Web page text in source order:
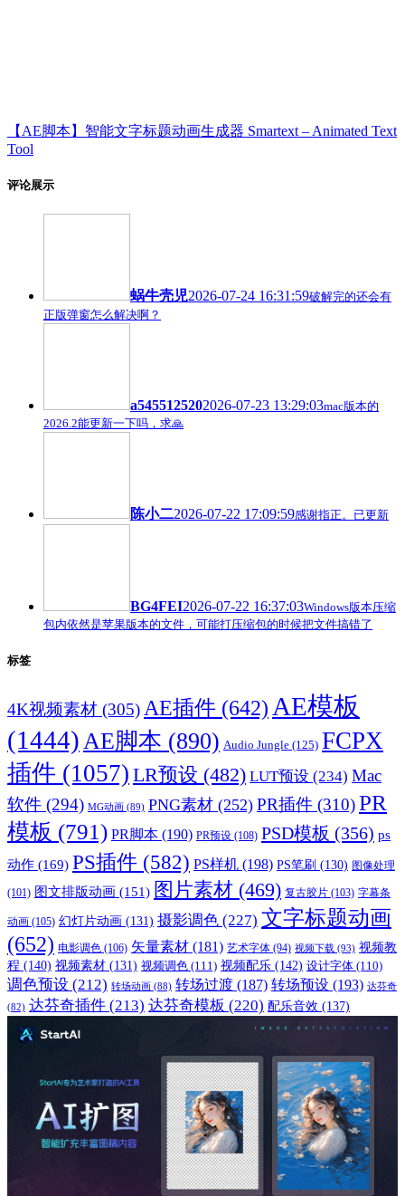
【AE脚本】智能文字标题动画生成器 Smartext – Animated Text
Tool
评论展示
蜗牛壳児2026-07-24 16:31:59破解完的还会有
正版弹窗怎么解决啊？
a5455125202026-07-23 13:29:03mac版本的
2026.2能更新一下吗，求🙏
陈小二2026-07-22 17:09:59感谢指正。已更新
BG4FEI2026-07-22 16:37:03Windows版本压缩
包内依然是苹果版本的文件，可能打压缩包的时候把文件搞错了
标签
4K视频素材 (305)AE插件 (642) AE模板
(1444)AE脚本 (890) Audio Jungle (125) FCPX
插件 (1057) LR预设 (482) LUT预设 (234) Mac
软件 (294) MG动画 (89) PNG素材 (252) PR插件 (310)PR
模板 (791) PR脚本 (190) PR预设 (108) PSD模板 (356) ps
动作 (169) PS插件 (582) PS样机 (198) PS笔刷 (130) 图像处理
(101) 图文排版动画 (151) 图片素材 (469) 复古胶片 (103) 字幕条
动画 (105) 幻灯片动画 (131) 摄影调色 (227) 文字标题动画
(652) 电影调色 (106) 矢量素材 (181) 艺术字体 (94) 视频下载 (93) 视频教
程 (140) 视频素材 (131) 视频调色 (111) 视频配乐 (142) 设计字体 (110)
调色预设 (212) 转场动画 (88) 转场过渡 (187) 转场预设 (193) 达芬奇
(82) 达芬奇插件 (213) 达芬奇模板 (220) 配乐音效 (137)